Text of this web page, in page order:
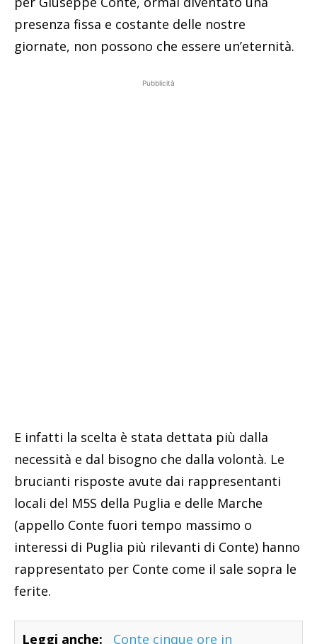
presenza fissa e costante delle nostre
giornate, non possono che essere un’eternità.
Pubblicità
E infatti la scelta è stata dettata più dalla
necessità e dal bisogno che dalla volontà. Le
brucianti risposte avute dai rappresentanti
locali del M5S della Puglia e delle Marche
(appello Conte fuori tempo massimo o
interessi di Puglia più rilevanti di Conte) hanno
rappresentato per Conte come il sale sopra le
ferite.
Leggi anche: Conte cinque ore in